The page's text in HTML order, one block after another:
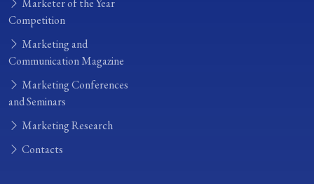
Marketer of the Year
Competition
Marketing and
Communication Magazine
Marketing Conferences
and Seminars
Marketing Research
Contacts